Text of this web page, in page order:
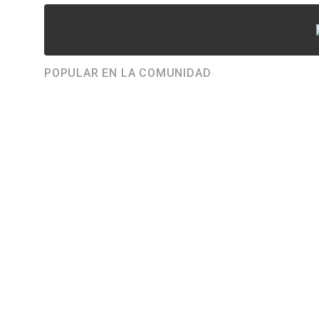
POPULAR EN LA COMUNIDAD